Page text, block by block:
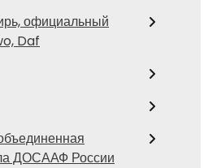
официальный
Daf
ДОСААФ России